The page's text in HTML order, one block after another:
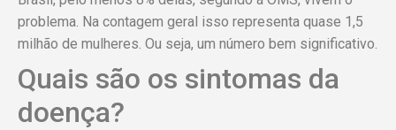
problema. Na contagem geral isso representa quase 1,5
milhão de mulheres. Ou seja, um número bem significativo.
Quais são os sintomas da
doença?